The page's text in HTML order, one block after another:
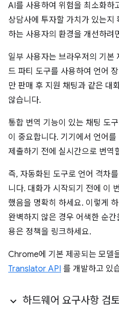
AI를 사용하여 위험을 최소화하
상담사에 투자할 가치가 있는지
하는 사용자의 환경을 개선하려
일부 사용자는 브라우저의 기본
드 파티 도구를 사용하여 언어
만 판매 후 지원 채팅과 같은 대
않습니다.
통합 번역 기능이 있는 채팅 도
이 중요합니다. 기기에서 언어
제출하기 전에 실시간으로 번역
즉, 자동화된 도구로 언어 격차
니다. 대화가 시작되기 전에 이
했음을 명확히 하세요. 이렇게
완벽하지 않은 경우 어색한 순
용은 정책을 링크하세요.
Chrome에 기본 제공되는 모델
Translator API 를 개발하고 있
하드웨어 요구사항 검